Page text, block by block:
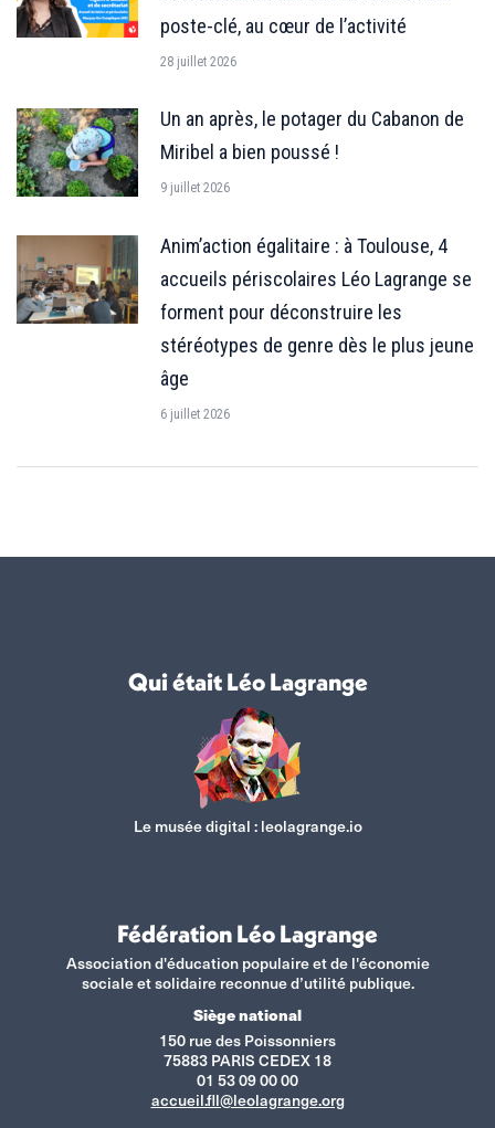
poste-clé, au cœur de l’activité
28 juillet 2026
Un an après, le potager du Cabanon de
Miribel a bien poussé !
9 juillet 2026
Anim’action égalitaire : à Toulouse, 4
accueils périscolaires Léo Lagrange se
forment pour déconstruire les
stéréotypes de genre dès le plus jeune
âge
6 juillet 2026
Qui était Léo Lagrange
Le musée digital :leolagrange.io
Fédération Léo Lagrange
Association d'éducation populaire et de l'économie
sociale et solidaire reconnue d’utilité publique.
Siège national
150 rue des Poissonniers
75883 PARIS CEDEX 18
01 53 09 00 00
accueil.fll@leolagrange.org